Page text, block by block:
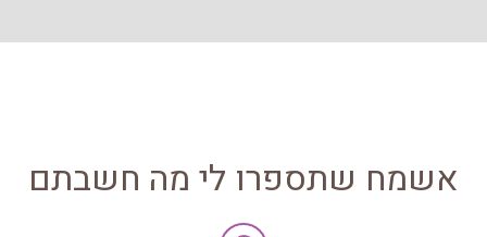
אשמח שתספרו לי מה חשבתם